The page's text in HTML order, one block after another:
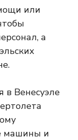
или
а
машины и